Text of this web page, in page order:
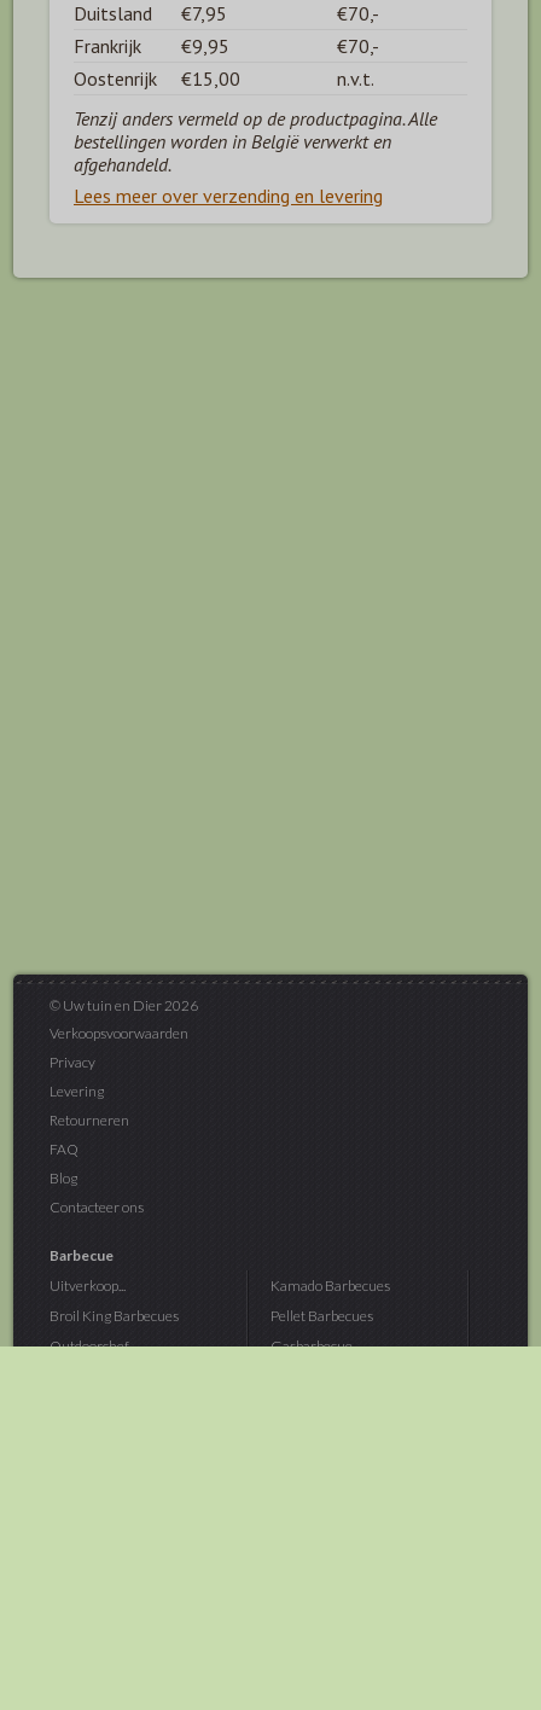
Duitsland
€7,95
€70,-
Frankrijk
€9,95
€70,-
Oostenrijk
€15,00
n.v.t.
Tenzij anders vermeld op de productpagina. Alle
bestellingen worden in België verwerkt en
afgehandeld.
Lees meer over verzending en levering
© Uw tuin en Dier 2026
Verkoopsvoorwaarden
Privacy
Levering
Retourneren
FAQ
Blog
Contacteer ons
Barbecue
Uitverkoop...
Broil King Barbecues
Outdoorchef...
Kamado Barbecues
Pellet Barbecues
Gasbarbecue